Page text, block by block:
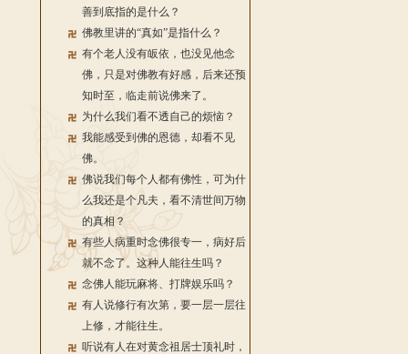
善到底指的是什么？
佛教里讲的“真如”是指什么？
有个老人没有皈依，也没见他念
佛，只是对佛教有好感，后来还预
知时至，临走前说佛来了。
为什么我们看不透自己的烦恼？
我能感受到佛的恩德，却看不见
佛。
佛说我们每个人都有佛性，可为什
么我还是个凡夫，看不清世间万物
的真相？
有些人病重时念佛很专一，病好后
就不念了。这种人能往生吗？
念佛人能玩麻将、打牌娱乐吗？
有人说修行有次第，要一层一层往
上修，才能往生。
听说有人在对黄念祖居士顶礼时，